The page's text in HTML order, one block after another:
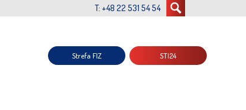
T: +48 22 531 54 54
Strefa FIZ STI24